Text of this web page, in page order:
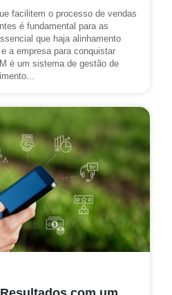
facilitem o processo de vendas
é fundamental para as
que haja alinhamento
a empresa para conquistar
é um sistema de gestão de